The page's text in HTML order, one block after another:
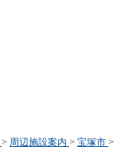
> 周辺施設案内 > 宝塚市 >